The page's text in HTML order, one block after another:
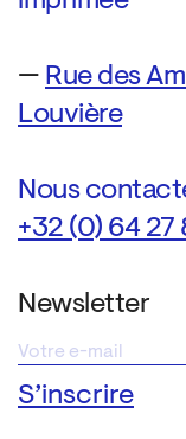
— Rue des
Louvière
Nous
+32 (0) 64 27
Newsletter